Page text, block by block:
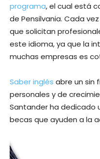
programa, el cual está
de Pensilvania. Cada
que solicitan
este idioma, ya que la
muchas empresas es
Saber inglés abre un sin
personales y de
Santander ha dedicado
becas que ayuden a la